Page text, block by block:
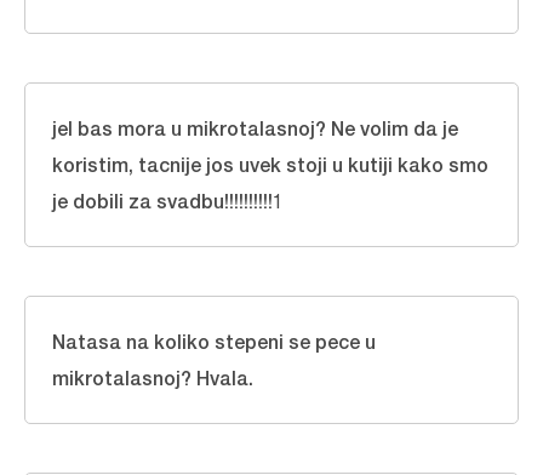
jel bas mora u mikrotalasnoj? Ne volim da je
koristim, tacnije jos uvek stoji u kutiji kako smo
je dobili za svadbu!!!!!!!!!!1
Natasa na koliko stepeni se pece u
mikrotalasnoj? Hvala.